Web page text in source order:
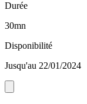
Durée
30mn
Disponibilité
Jusqu'au 22/01/2024